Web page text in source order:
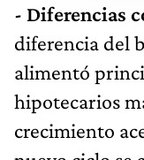
- Diferencias
diferencia del
alimentó
hipotecarios
crecimiento